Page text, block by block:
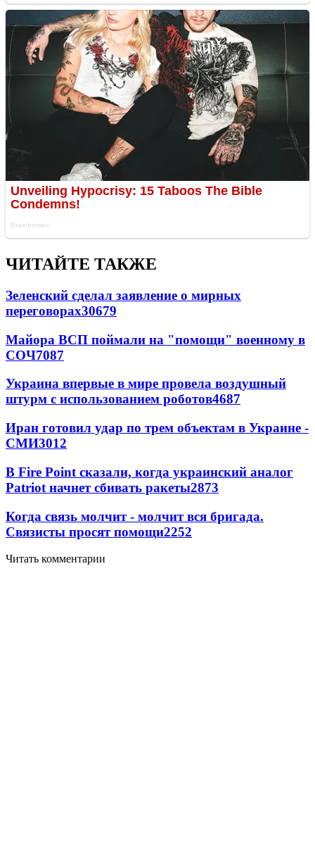
ЧИТАЙТЕ ТАКЖЕ
Зеленский сделал заявление о мирных
переговорах30679
Майора ВСП поймали на "помощи" военному в
СОЧ7087
Украина впервые в мире провела воздушный
штурм с использованием роботов4687
Иран готовил удар по трем объектам в Украине -
СМИ3012
В Fire Point сказали, когда украинский аналог
Patriot начнет сбивать ракеты2873
Когда связь молчит - молчит вся бригада.
Связисты просят помощи2252
Читать комментарии